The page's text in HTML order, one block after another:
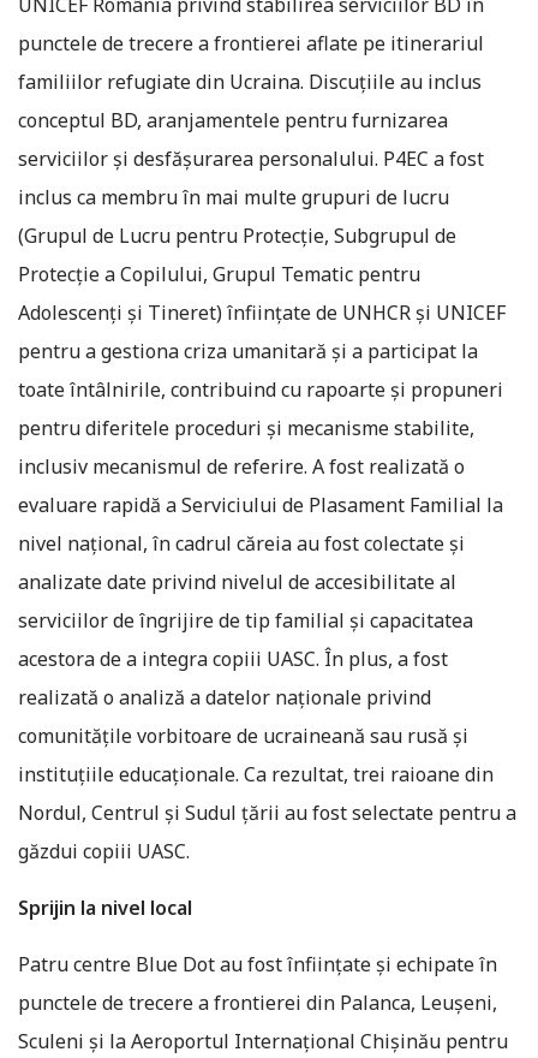
punctele de trecere a frontierei aflate pe itinerariul
familiilor refugiate din Ucraina. Discuțiile au inclus
conceptul BD, aranjamentele pentru furnizarea
serviciilor și desfășurarea personalului. P4EC a fost
inclus ca membru în mai multe grupuri de lucru
(Grupul de Lucru pentru Protecție, Subgrupul de
Protecție a Copilului, Grupul Tematic pentru
Adolescenți și Tineret) înființate de UNHCR și UNICEF
pentru a gestiona criza umanitară și a participat la
toate întâlnirile, contribuind cu rapoarte și propuneri
pentru diferitele proceduri și mecanisme stabilite,
inclusiv mecanismul de referire. A fost realizată o
evaluare rapidă a Serviciului de Plasament Familial la
nivel național, în cadrul căreia au fost colectate și
analizate date privind nivelul de accesibilitate al
serviciilor de îngrijire de tip familial și capacitatea
acestora de a integra copiii UASC. În plus, a fost
realizată o analiză a datelor naționale privind
comunitățile vorbitoare de ucraineană sau rusă și
instituțiile educaționale. Ca rezultat, trei raioane din
Nordul, Centrul și Sudul țării au fost selectate pentru a
găzdui copiii UASC.
Sprijin la nivel local
Patru centre Blue Dot au fost înființate și echipate în
punctele de trecere a frontierei din Palanca, Leușeni,
Sculeni și la Aeroportul Internațional Chișinău pentru